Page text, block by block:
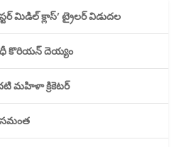
మిడిల్ క్లాస్’ ట్రైలర్ విడుదల
కొరియన్ దెయ్యం
మహిళా క్రికెటర్
సమంత